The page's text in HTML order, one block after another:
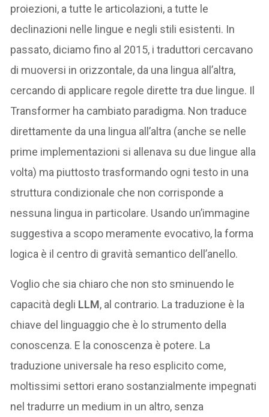
proiezioni, a tutte le articolazioni, a tutte le
declinazioni nelle lingue e negli stili esistenti. In
passato, diciamo fino al 2015, i traduttori cercavano
di muoversi in orizzontale, da una lingua all’altra,
cercando di applicare regole dirette tra due lingue. Il
Transformer ha cambiato paradigma. Non traduce
direttamente da una lingua all’altra (anche se nelle
prime implementazioni si allenava su due lingue alla
volta) ma piuttosto trasformando ogni testo in una
struttura condizionale che non corrisponde a
nessuna lingua in particolare. Usando un’immagine
suggestiva a scopo meramente evocativo, la forma
logica è il centro di gravità semantico dell’anello.
Voglio che sia chiaro che non sto sminuendo le
capacità degli LLM, al contrario. La traduzione è la
chiave del linguaggio che è lo strumento della
conoscenza. E la conoscenza è potere. La
traduzione universale ha reso esplicito come,
moltissimi settori erano sostanzialmente impegnati
nel tradurre un medium in un altro, senza